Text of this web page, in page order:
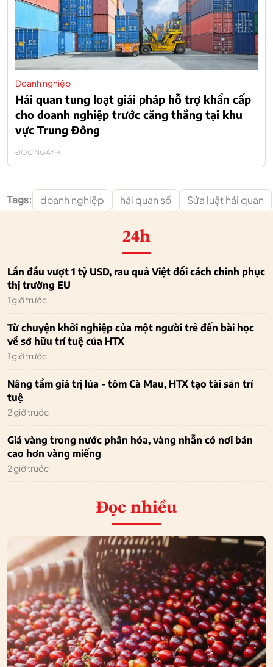
Doanh nghiệp
Hải quan tung loạt giải pháp hỗ trợ khẩn cấp
cho doanh nghiệp trước căng thẳng tại khu
vực Trung Đông
ĐỌC NGAY
Tags: doanh nghiệp hải quan số Sửa luật hải quan
24h
Lần đầu vượt 1 tỷ USD, rau quả Việt đổi cách chinh phục
thị trường EU
1 giờ trước
Từ chuyện khởi nghiệp của một người trẻ đến bài học
về sở hữu trí tuệ của HTX
1 giờ trước
Nâng tầm giá trị lúa - tôm Cà Mau, HTX tạo tài sản trí
tuệ
2 giờ trước
Giá vàng trong nước phân hóa, vàng nhẫn có nơi bán
cao hơn vàng miếng
2 giờ trước
Đọc nhiều